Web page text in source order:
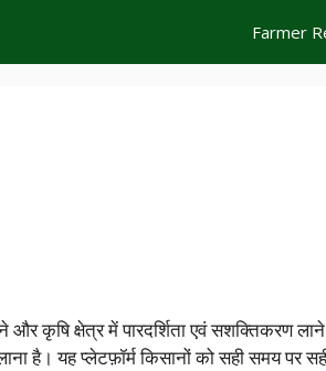
Farmer
कृषि क्षेत्र में पारदर्शिता एवं सशक्तिकरण
यह प्लेटफ़ॉर्म किसानों को सही समय पर